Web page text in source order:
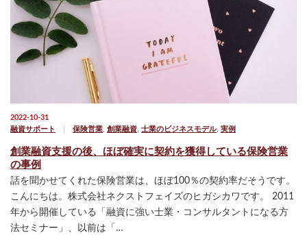
2022-10-31
融資サポート
保険営業 創業融資 士業のビジネスモデル, 実例
創業融資支援の後、ほぼ確実に契約を獲得している保険営業
の事例
話を聞かせてくれた保険営業は、ほぼ100％の契約率だそうです。
こんにちは。株式会社ネクストフェイズのヒガシカワです。 2011
年から開催している「融資に強い士業・コンサルタントになる方
法セミナー」、以前は「…